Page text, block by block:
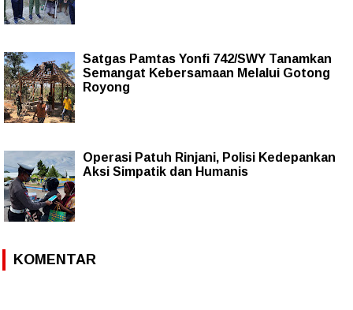
Satgas Pamtas Yonfi 742/SWY Tanamkan
Semangat Kebersamaan Melalui Gotong
Royong
Operasi Patuh Rinjani, Polisi Kedepankan
Aksi Simpatik dan Humanis
KOMENTAR